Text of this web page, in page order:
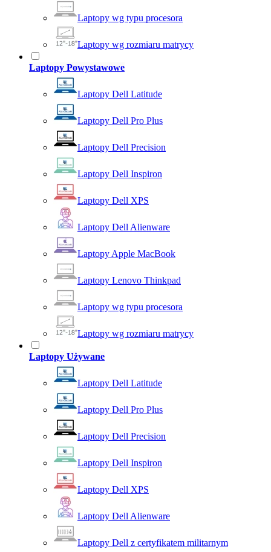
Laptopy wg typu procesora
Laptopy wg rozmiaru matrycy
Laptopy Powystawowe
Laptopy Dell Latitude
Laptopy Dell Pro Plus
Laptopy Dell Precision
Laptopy Dell Inspiron
Laptopy Dell XPS
Laptopy Dell Alienware
Laptopy Apple MacBook
Laptopy Lenovo Thinkpad
Laptopy wg typu procesora
Laptopy wg rozmiaru matrycy
Laptopy Używane
Laptopy Dell Latitude
Laptopy Dell Pro Plus
Laptopy Dell Precision
Laptopy Dell Inspiron
Laptopy Dell XPS
Laptopy Dell Alienware
Laptopy Dell z certyfikatem militarnym